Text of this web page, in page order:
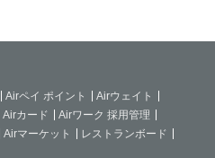
Airペイ ポイント
Airウェイト
Airカード
Airワーク 採用管理
Airマーケット
レストランボード